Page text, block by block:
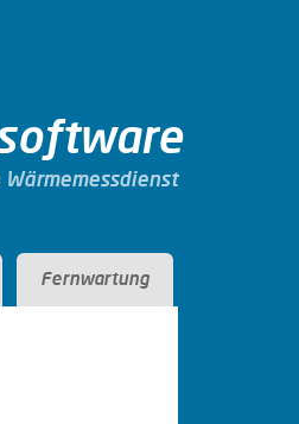
Fernwartung